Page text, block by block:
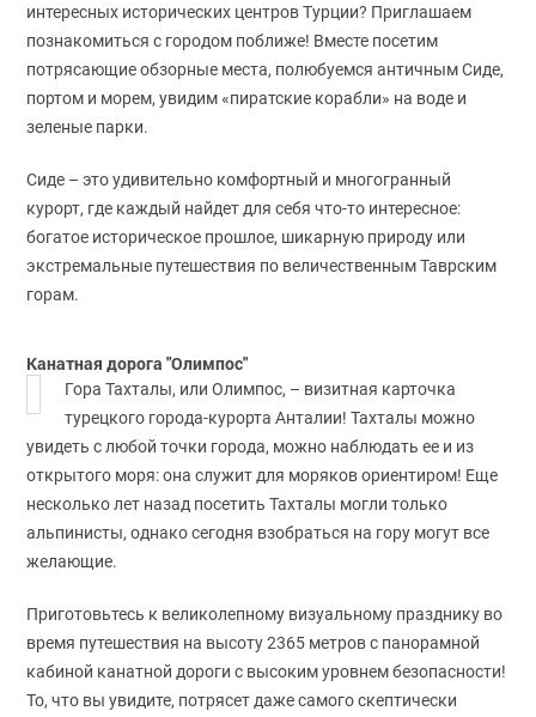
интересных исторических центров Турции? Приглашаем
познакомиться с городом поближе! Вместе посетим
потрясающие обзорные места, полюбуемся античным Сиде,
портом и морем, увидим «пиратские корабли» на воде и
зеленые парки.
Сиде – это удивительно комфортный и многогранный
курорт, где каждый найдет для себя что-то интересное:
богатое историческое прошлое, шикарную природу или
экстремальные путешествия по величественным Таврским
горам.
Канатная дорога "Олимпос"
Гора Тахталы, или Олимпос, – визитная карточка
турецкого города-курорта Анталии! Тахталы можно
увидеть с любой точки города, можно наблюдать ее и из
открытого моря: она служит для моряков ориентиром! Еще
несколько лет назад посетить Тахталы могли только
альпинисты, однако сегодня взобраться на гору могут все
желающие.
Приготовьтесь к великолепному визуальному празднику во
время путешествия на высоту 2365 метров с панорамной
кабиной канатной дороги с высоким уровнем безопасности!
То, что вы увидите, потрясет даже самого скептически